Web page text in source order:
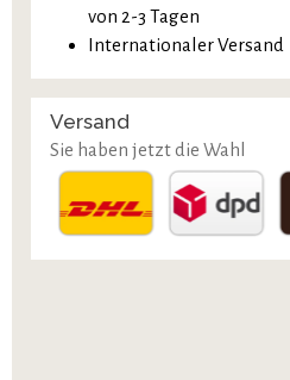
von 2-3 Tagen
Internationaler Versand
Versand
Sie haben jetzt die Wahl